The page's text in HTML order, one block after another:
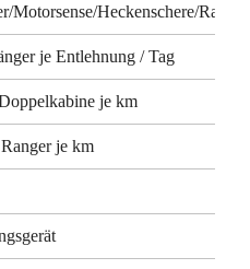
Motorsense/Heckenschere/
je Entlehnung / Tag
je km
je km